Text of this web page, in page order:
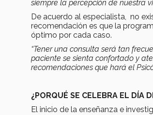
siempre la percepción de nuestra
De acuerdo al especialista, no
recomendación es que la
óptimo por cada caso.
“Tener una consulta será tan
paciente se sienta confortado y
recomendaciones que hará el
¿PORQUÉ SE CELEBRA EL DÍA
El inicio de la enseñanza e